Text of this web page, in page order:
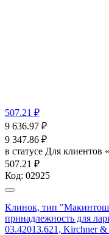
507.21 ₽
9 636.97 ₽
9 347.86 ₽
в статусе Для клиентов
507.21 ₽
Код: 02925
Клинок, тип
принадлежность для
03.42013.621,